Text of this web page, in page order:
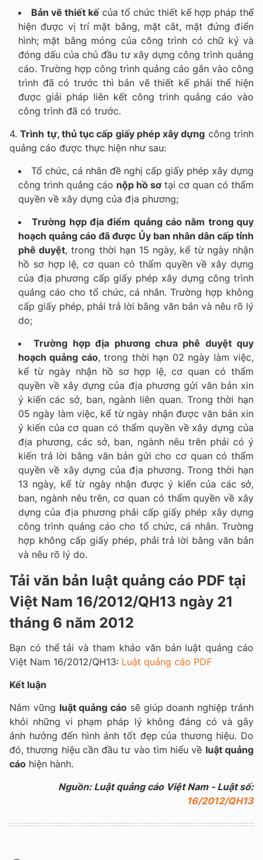
Bản vẽ thiết kế của tổ chức thiết kế hợp pháp thể
hiện được vị trí mặt bằng, mặt cắt, mặt đứng điển
hình; mặt bằng móng của công trình có chữ ký và
đóng dấu của chủ đầu tư xây dựng công trình quảng
cáo. Trường hợp công trình quảng cáo gắn vào công
trình đã có trước thì bản vẽ thiết kế phải thể hiện
được giải pháp liên kết công trình quảng cáo vào
công trình đã có trước.
4.Trình tự, thủ tục cấp giấy phép xây dựng công trình
quảng cáo được thực hiện như sau:
Tổ chức, cá nhân đề nghị cấp giấy phép xây dựng
công trình quảng cáo nộp hồ sơ tại cơ quan có thẩm
quyền về xây dựng của địa phương;
Trường hợp địa điểm quảng cáo nằm trong quy
hoạch quảng cáo đã được Ủy ban nhân dân cấp tỉnh
phê duyệt, trong thời hạn 15 ngày, kể từ ngày nhận
hồ sơ hợp lệ, cơ quan có thẩm quyền về xây dựng
của địa phương cấp giấy phép xây dựng công trình
quảng cáo cho tổ chức, cá nhân. Trường hợp không
cấp giấy phép, phải trả lời bằng văn bản và nêu rõ lý
do;
Trường hợp địa phương chưa phê duyệt quy
hoạch quảng cáo, trong thời hạn 02 ngày làm việc,
kể từ ngày nhận hồ sơ hợp lệ, cơ quan có thẩm
quyền về xây dựng của địa phương gửi văn bản xin
ý kiến các sở, ban, ngành liên quan. Trong thời hạn
05 ngày làm việc, kể từ ngày nhận được văn bản xin
ý kiến của cơ quan có thẩm quyền về xây dựng của
địa phương, các sở, ban, ngành nêu trên phải có ý
kiến trả lời bằng văn bản gửi cho cơ quan có thẩm
quyền về xây dựng của địa phương. Trong thời hạn
13 ngày, kể từ ngày nhận được ý kiến của các sở,
ban, ngành nêu trên, cơ quan có thẩm quyền về xây
dựng của địa phương phải cấp giấy phép xây dựng
công trình quảng cáo cho tổ chức, cá nhân. Trường
hợp không cấp giấy phép, phải trả lời bằng văn bản
và nêu rõ lý do.
Tải văn bản luật quảng cáo PDF tại
Việt Nam 16/2012/QH13 ngày 21
tháng 6 năm 2012
Bạn có thể tải và tham khảo văn bản luật quảng cáo
Việt Nam 16/2012/QH13: Luật quảng cáo PDF
Kết luận
Nắm vững luật quảng cáo sẽ giúp doanh nghiệp tránh
khỏi những vi phạm pháp lý không đáng có và gây
ảnh hưởng đến hình ảnh tốt đẹp của thương hiệu. Do
đó, thương hiệu cần đầu tư vào tìm hiểu về luật quảng
cáo hiện hành.
Nguồn: Luật quảng cáo Việt Nam - Luật số:
16/2012/QH13